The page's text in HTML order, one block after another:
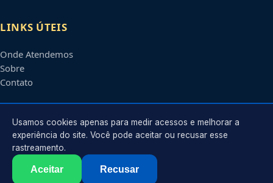
LINKS ÚTEIS
Onde Atendemos
Sobre
Contato
CONTATO
Atendimento em
contato@guinchoscontagem.com.br
2026 Contagem . Todos os direitos reservados.
Usamos cookies apenas para medir acessos e melhorar a
experiência do site. Você pode aceitar ou recusar esse
rastreamento.
Aceitar Recusar